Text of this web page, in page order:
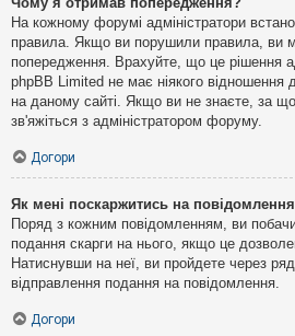
На кожному форумі адміністратори
правила. Якщо ви порушили правила, ви
попередження. Врахуйте, що це рішення
phpBB Limited не має ніякого
на даному сайті. Якщо ви не знаєте, за
зв'яжіться з адміністратором форуму.
Догори
Як мені поскаржитись на
Поряд з кожним повідомленням, ви
подання скарги на нього, якщо це
Натиснувши на неї, ви пройдете через
відправлення подання на повідомлення.
Догори